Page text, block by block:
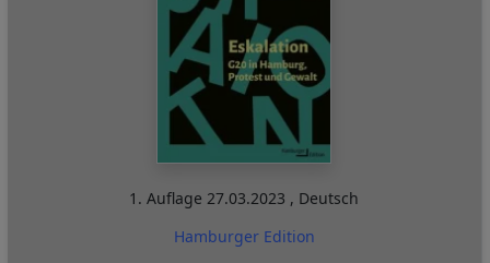
1. Auflage 27.03.2023 , Deutsch
Hamburger Edition